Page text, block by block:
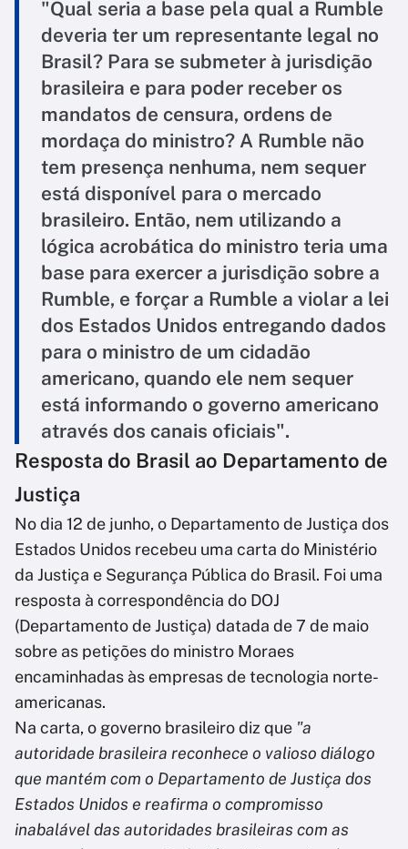
"Qual seria a base pela qual a Rumble
deveria ter um representante legal no
Brasil? Para se submeter à jurisdição
brasileira e para poder receber os
mandatos de censura, ordens de
mordaça do ministro? A Rumble não
tem presença nenhuma, nem sequer
está disponível para o mercado
brasileiro. Então, nem utilizando a
lógica acrobática do ministro teria uma
base para exercer a jurisdição sobre a
Rumble, e forçar a Rumble a violar a lei
dos Estados Unidos entregando dados
para o ministro de um cidadão
americano, quando ele nem sequer
está informando o governo americano
através dos canais oficiais".
Resposta do Brasil ao Departamento de
Justiça
No dia 12 de junho, o Departamento de Justiça dos
Estados Unidos recebeu uma carta do Ministério
da Justiça e Segurança Pública do Brasil. Foi uma
resposta à correspondência do DOJ
(Departamento de Justiça) datada de 7 de maio
sobre as petições do ministro Moraes
encaminhadas às empresas de tecnologia norte-
americanas.
Na carta, o governo brasileiro diz que "a
autoridade brasileira reconhece o valioso diálogo
que mantém com o Departamento de Justiça dos
Estados Unidos e reafirma o compromisso
inabalável das autoridades brasileiras com as